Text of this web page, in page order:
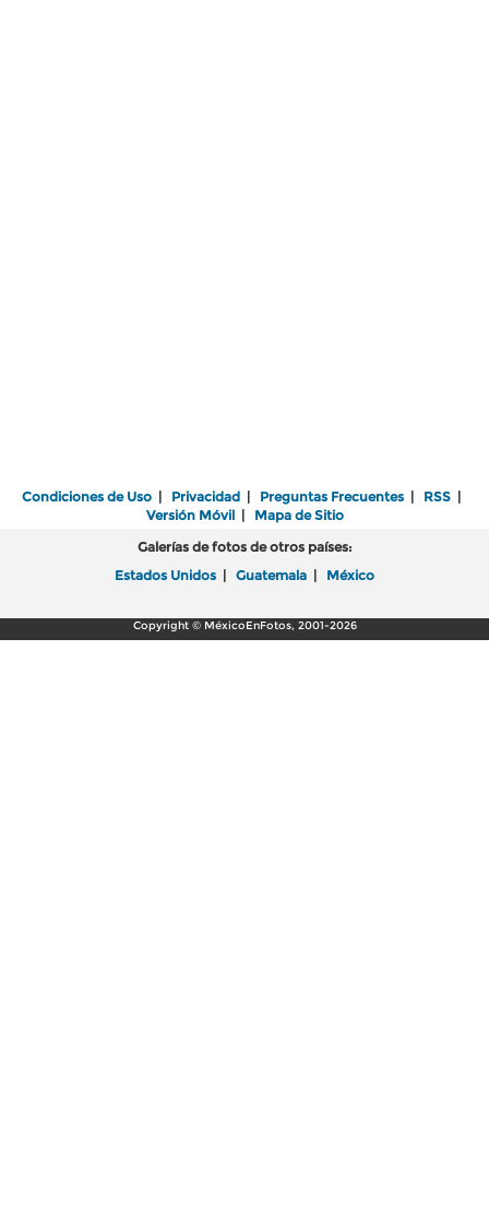
Condiciones de Uso | Privacidad | Preguntas Frecuentes | RSS |
Versión Móvil| Mapa de Sitio
Galerías de fotos de otros países:
Estados Unidos | Guatemala | México
Copyright © MéxicoEnFotos, 2001-2026